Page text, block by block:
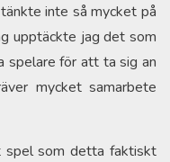
inte så mycket på
upptäckte jag det som
spelare för att ta sig an
mycket samarbete
spel som detta faktiskt